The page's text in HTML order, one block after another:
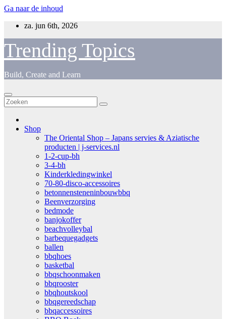
Ga naar de inhoud
za. jun 6th, 2026
Trending Topics
Build, Create and Learn
Shop
The Oriental Shop – Japans servies & Aziatische
producten | j-services.nl
1-2-cup-bh
3-4-bh
Kinderkledingwinkel
70-80-disco-accessoires
betonnensteneninbouwbbq
Beenverzorging
bedmode
banjokoffer
beachvolleybal
barbequegadgets
ballen
bbqhoes
basketbal
bbqschoonmaken
bbqrooster
bbqhoutskool
bbqgereedschap
bbqaccessoires